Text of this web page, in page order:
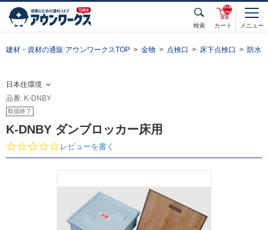
検索 カート
unde
fined
メニュー
建材・資材の通販 アウンワークスTOP 金物 点検口 床下点検口 防水
日本住環境
品番: K-DNBY
取扱終了
K-DNBY ダンブロッカー床用
0.
0
a
レビューを書く